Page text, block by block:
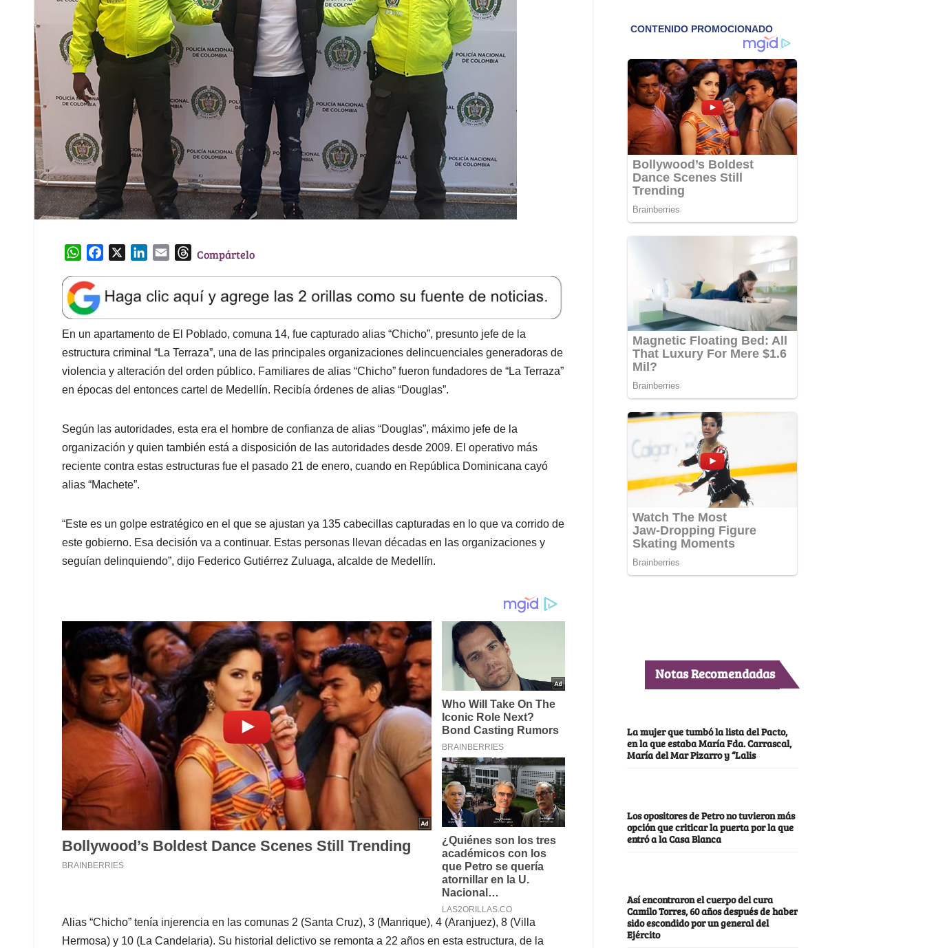
W
a
t
s
A
p
p
e
b
o
o
k
k
e
d
I
n
l
T
e
a
d
s
Compártelo
En un apartamento de El Poblado, comuna 14, fue capturado alias “Chicho”, presunto jefe de la
estructura criminal “La Terraza”, una de las principales organizaciones delincuenciales generadoras de
violencia y alteración del orden público. Familiares de alias “Chicho” fueron fundadores de “La Terraza”
en épocas del entonces cartel de Medellín. Recibía órdenes de alias “Douglas”.
Según las autoridades, esta era el hombre de confianza de alias “Douglas”, máximo jefe de la
organización y quien también está a disposición de las autoridades desde 2009. El operativo más
reciente contra estas estructuras fue el pasado 21 de enero, cuando en República Dominicana cayó
alias “Machete”.
“Este es un golpe estratégico en el que se ajustan ya 135 cabecillas capturadas en lo que va corrido de
este gobierno. Esa decisión va a continuar. Estas personas llevan décadas en las organizaciones y
seguían delinquiendo”, dijo Federico Gutiérrez Zuluaga, alcalde de Medellín.
Alias “Chicho” tenía injerencia en las comunas 2 (Santa Cruz), 3 (Manrique), 4 (Aranjuez), 8 (Villa
Hermosa) y 10 (La Candelaria). Su historial delictivo se remonta a 22 años en esta estructura, de la
Notas Recomendadas
La mujer que tumbó la lista del Pacto,
en la que estaba María Fda. Carrascal,
María del Mar Pizarro y “Lalis
Los opositores de Petro no tuvieron más
opción que criticar la puerta por la que
entró a la Casa Blanca
Así encontraron el cuerpo del cura
Camilo Torres, 60 años después de haber
sido escondido por un general del
Ejército